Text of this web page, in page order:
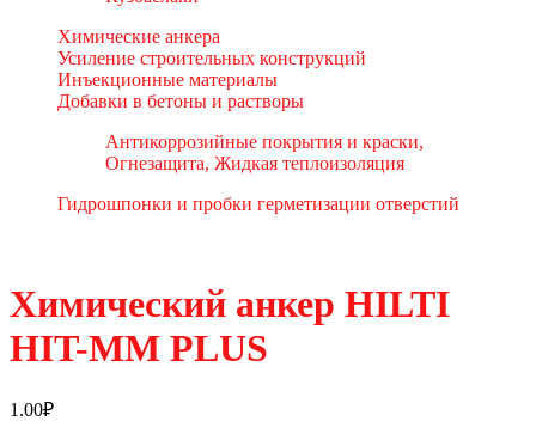
Химические анкера
Усиление строительных конструкций
Инъекционные материалы
Добавки в бетоны и растворы
Антикоррозийные покрытия и краски,
Огнезащита, Жидкая теплоизоляция
Гидрошпонки и пробки герметизации отверстий
Химический анкер HILTI
HIT-MM PLUS
1.00₽